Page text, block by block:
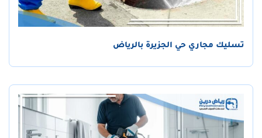
تسليك مجاري حي الجزيرة بالرياض